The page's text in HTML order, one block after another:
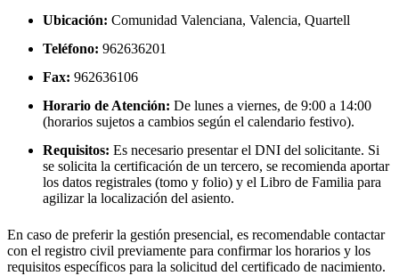
Ubicación: Comunidad Valenciana, Valencia, Quartell
Teléfono: 962636201
Fax: 962636106
Horario de Atención: De lunes a viernes, de 9:00 a 14:00
(horarios sujetos a cambios según el calendario festivo).
Requisitos: Es necesario presentar el DNI del solicitante. Si
se solicita la certificación de un tercero, se recomienda aportar
los datos registrales (tomo y folio) y el Libro de Familia para
agilizar la localización del asiento.
En caso de preferir la gestión presencial, es recomendable contactar
con el registro civil previamente para confirmar los horarios y los
requisitos específicos para la solicitud del certificado de nacimiento.